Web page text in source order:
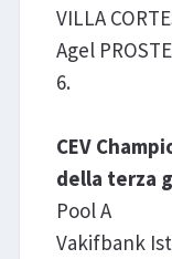
VILLA
Agel
6.
CEV
della terza
Pool A
Vakifbank